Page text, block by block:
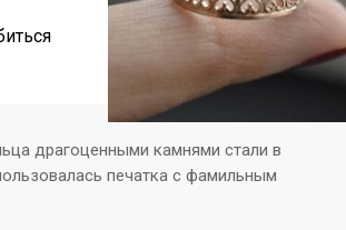
драгоценными камнями стали в
печатка с фамильным